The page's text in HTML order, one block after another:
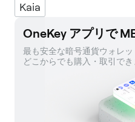
Kaia
OneKey アプリで
最も安全な暗号通貨ウォレッ
どこからでも購入・取引でき